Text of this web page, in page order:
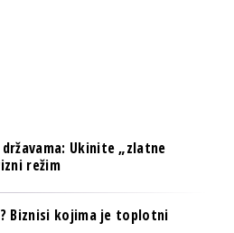
Ukinite „zlatne
režim
Biznisi kojima je toplotni